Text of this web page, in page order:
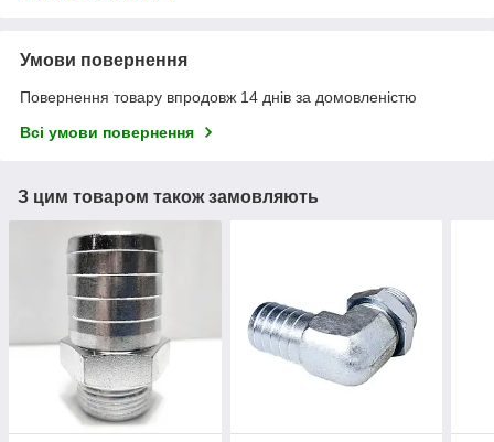
Умови повернення
Повернення товару впродовж 14 днів за домовленістю
Всі умови повернення
З цим товаром також замовляють